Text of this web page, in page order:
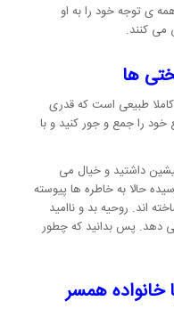
ی توجه خود را به او
می کنند.
طبیعی است که قدری
خود را جمع و جور کنید و با
داشتید و خیال می
حالا به خاطره ها پیوسته
اند. روحیه بد و ناامید
دهد. پس بدانید که چطور